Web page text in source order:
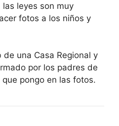
las leyes son muy
fotos a los niños y
una Casa Regional y
por los padres de
pongo en las fotos.